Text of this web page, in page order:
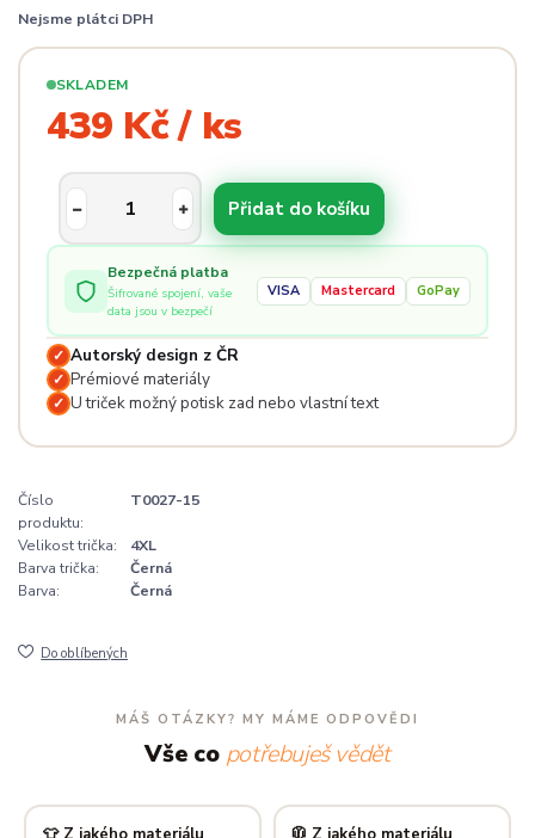
Nejsme plátci DPH
SKLADEM
439 Kč / ks
Přidat do košíku
Bezpečná platba
Šifrované spojení, vaše
data jsou v bezpečí
VISA Mastercard GoPay
✓ Autorský design z ČR
✓ Prémiové materiály
✓ U triček možný potisk zad nebo vlastní text
Číslo
produktu:
T0027-15
Velikost trička:
4XL
Barva trička:
Černá
Barva:
Černá
Do oblíbených
MÁŠ OTÁZKY? MY MÁME ODPOVĚDI
Vše co potřebuješ vědět